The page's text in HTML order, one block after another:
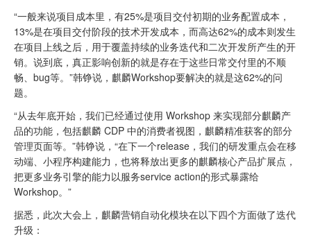
“一般来说项目成本里，有25%是项目交付初期的业务配置成本，
13%是在项目交付阶段的技术开发成本，而高达62%的成本则发生
在项目上线之后，用于覆盖持续的业务迭代和二次开发所产生的开
销。说到底，真正影响创新的就是存在于这些日常交付里的不顺
畅、bug等。”韩铮说，麒麟Workshop要解决的就是这62%的问
题。
“从去年底开始，我们已经通过使用 Workshop 来实现部分麒麟产
品的功能，包括麒麟 CDP 中的消费者视图，麒麟精准获客的部分
管理页面等。”韩铮说，“在下一个release，我们的研发重点会在移
动端、小程序构建能力，也将释放出更多的麒麟核心产品扩展点，
把更多业务引擎的能力以服务service action的形式暴露给
Workshop。”
据悉，此次大会上，麒麟营销自动化模块在以下四个方面做了迭代
升级：